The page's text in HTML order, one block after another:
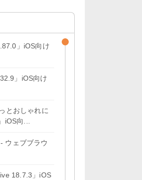
」iOS向け
」iOS向け
とおしゃれに
iOS向...
ウェブブラウ
18.7.3」iOS